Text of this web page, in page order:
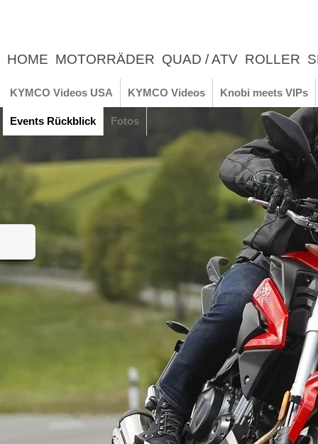
HOME MOTORRÄDER QUAD / ATV ROLLER
ERLEBNIS
KYMCO Videos USA KYMCO Videos Knobi meets VIPs
Events Rückblick Fotos